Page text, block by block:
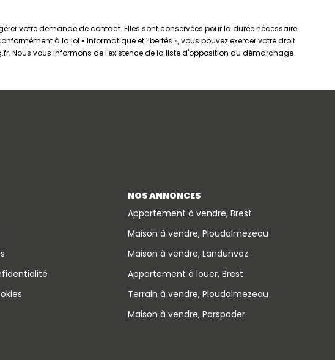
votre demande de contact. Elles sont conservées pour la durée nécessaire
à la loi « informatique et libertés », vous pouvez exercer votre droit
Nous vous informons de l'existence de la liste d'opposition au démarchage
NOS ANNONCES
Appartement à vendre, Brest
Maison à vendre, Ploudalmezeau
Maison à vendre, Landunvez
Appartement à louer, Brest
Terrain à vendre, Ploudalmezeau
Maison à vendre, Porspoder